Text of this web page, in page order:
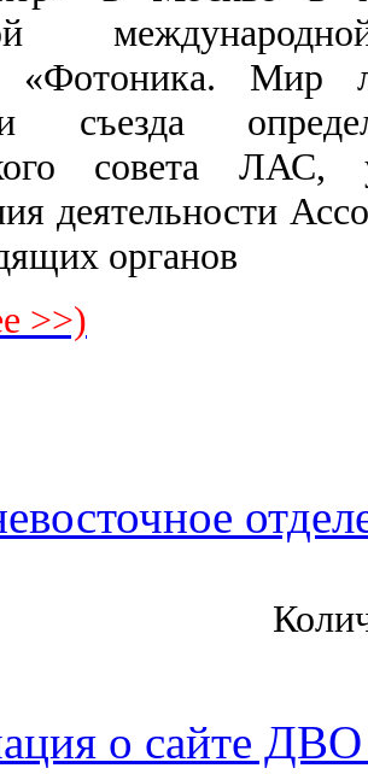
«Фотоника. Мир
съезда
совета ЛАС,
деятельности
органов
>>)
о сайте